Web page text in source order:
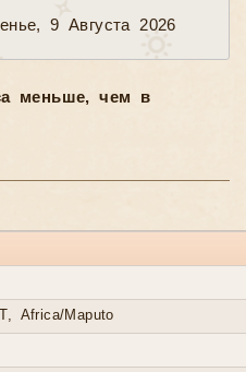
9 Августа 2026
меньше, чем в
Africa/Maputo